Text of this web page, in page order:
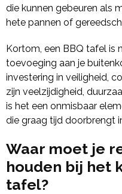
die kunnen gebeuren als
hete pannen of
Kortom, een BBQ tafel is
toevoeging aan je
investering in veiligheid,
zijn veelzijdigheid,
is het een onmisbaar
die graag tijd doorbrengt
Waar moet je
houden bij het
tafel?